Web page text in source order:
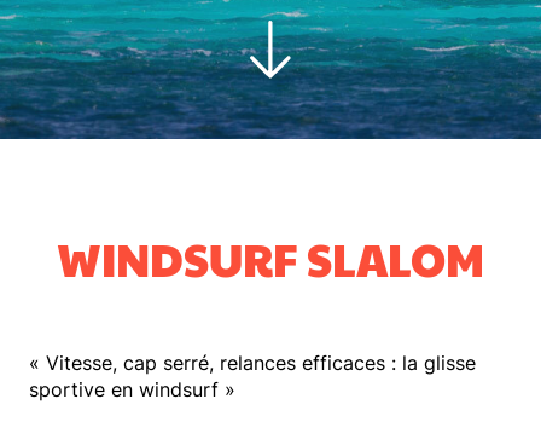
WINDSURFSLALOM
« Vitesse, cap serré, relances efficaces : la glisse
sportive en windsurf »